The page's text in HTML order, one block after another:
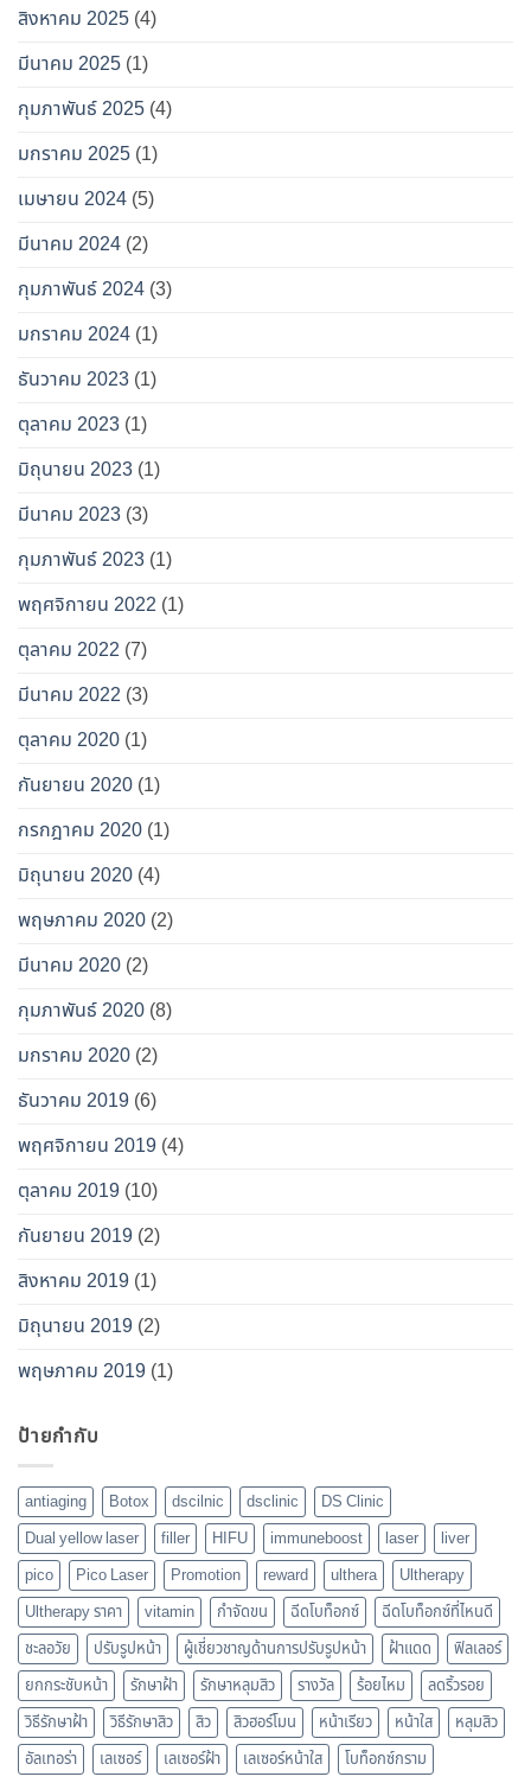
สิงหาคม 2025 (4)
มีนาคม 2025 (1)
กุมภาพันธ์ 2025 (4)
มกราคม 2025 (1)
เมษายน 2024 (5)
มีนาคม 2024 (2)
กุมภาพันธ์ 2024 (3)
มกราคม 2024 (1)
ธันวาคม 2023 (1)
ตุลาคม 2023 (1)
มิถุนายน 2023 (1)
มีนาคม 2023 (3)
กุมภาพันธ์ 2023 (1)
พฤศจิกายน 2022 (1)
ตุลาคม 2022 (7)
มีนาคม 2022 (3)
ตุลาคม 2020 (1)
กันยายน 2020 (1)
กรกฎาคม 2020 (1)
มิถุนายน 2020 (4)
พฤษภาคม 2020 (2)
มีนาคม 2020 (2)
กุมภาพันธ์ 2020 (8)
มกราคม 2020 (2)
ธันวาคม 2019 (6)
พฤศจิกายน 2019 (4)
ตุลาคม 2019 (10)
กันยายน 2019 (2)
สิงหาคม 2019 (1)
มิถุนายน 2019 (2)
พฤษภาคม 2019 (1)
ป้ายกำกับ
antiaging Botox dscilnic dsclinic
DS Clinic
Dual yellow laser
filler HIFU immuneboost laser
liver
pico
Pico Laser Promotion reward ulthera
Ultherapy
Ultherapy ราคา
vitamin กำจัดขน ฉีดโบท็อกซ์
ฉีดโบท็อกซ์ที่ไหนดี
ชะลอวัย
ปรับรูปหน้า ผู้เชี่ยวชาญด้านการปรับรูปหน้า ฝ้าแดด
ฟิลเลอร์
ยกกระชับหน้า
รักษาฝ้า รักษาหลุมสิว รางวัล ร้อยไหม
ลดริ้วรอย
วิธีรักษาฝ้า
วิธีรักษาสิว สิว สิวฮอร์โมน หน้าเรียว หน้าใส
หลุมสิว
อัลเทอร่า
เลเซอร์ เลเซอร์ฝ้า เลเซอร์หน้าใส โบท็อกซ์กราม